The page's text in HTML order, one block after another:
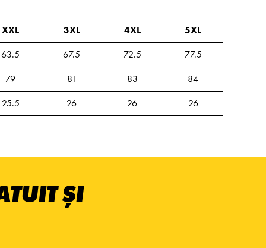
XXL 3XL 4XL
5XL
63.5 67.5 72.5
77.5
79 81 83
84
25.5 26 26 26
ȘI